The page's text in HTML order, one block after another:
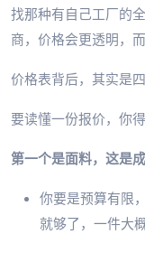
找那种有自己工厂的
商，价格会更透明，
价格表背后，其实是
要读懂一份报价，你
第一个是面料，这是
你要是预算有限
就够了，一件大